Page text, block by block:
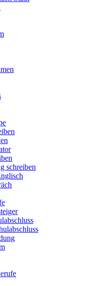
schreiben